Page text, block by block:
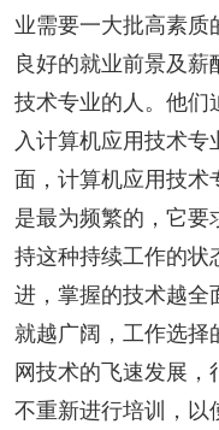
业需要一大批高素质
良好的就业前景及薪
技术专业的人。他们
入计算机应用技术
面，计算机应用技术
是最为频繁的，它要
持这种持续工作的状
进，掌握的技术越全
就越广阔，工作选择
网技术的飞速发展
不重新进行培训，以